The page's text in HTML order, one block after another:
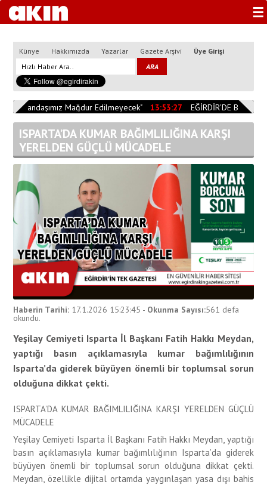
☰
Künye Hakkımızda Yazarlar Gazete Arşivi Üye Girişi
"Vatandaşımız Mağdur Edilmeyecek" 13:53:27 EĞİRDİR'DE
ISPARTA’DA KUMAR BAĞIMLILIĞINA KARŞI
YERELDEN GÜÇLÜ MÜCADELE
Haberin Tarihi: 17.1.2026 15:23:45 - Okunma Sayısı:561 defa
okundu.
Yeşilay Cemiyeti Isparta İl Başkanı Fatih Hakkı Meydan,
yaptığı basın açıklamasıyla kumar bağımlılığının
Isparta’da giderek büyüyen önemli bir toplumsal sorun
olduğuna dikkat çekti.
ISPARTA’DA KUMAR BAĞIMLILIĞINA KARŞI YERELDEN GÜÇLÜ
MÜCADELE
Yeşilay Cemiyeti Isparta İl Başkanı Fatih Hakkı Meydan, yaptığı
basın açıklamasıyla kumar bağımlılığının Isparta’da giderek
büyüyen önemli bir toplumsal sorun olduğuna dikkat çekti.
Meydan, özellikle dijital ortamda yaygınlaşan yasa dışı bahis